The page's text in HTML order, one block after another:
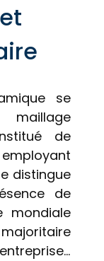
se
de
distingue
de
mondiale